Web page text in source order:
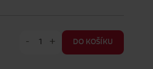
- + DO KOŠÍKU